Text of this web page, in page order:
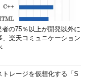
者の75％以上が開発以外に
、楽天コミュニケーション
トレージを仮想化する「S